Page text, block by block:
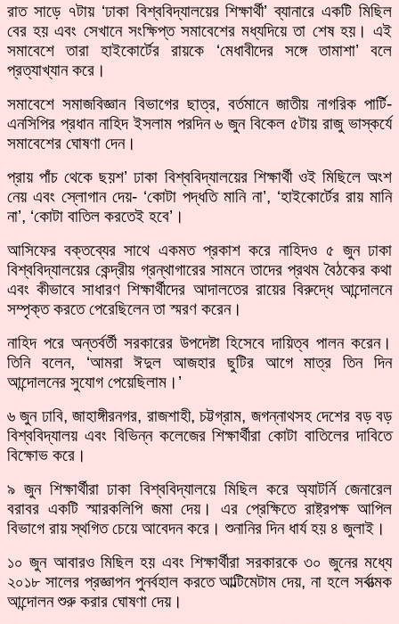
রাত সাড়ে ৭টায় ‘ঢাকা বিশ্ববিদ্যালয়ের শিক্ষার্থী’ ব্যানারে একটি মিছিল
বের হয় এবং সেখানে সংক্ষিপ্ত সমাবেশের মধ্যদিয়ে তা শেষ হয়। এই
সমাবেশে তারা হাইকোর্টের রায়কে ‘মেধাবীদের সঙ্গে তামাশা’ বলে
প্রত্যাখ্যান করে।
সমাবেশে সমাজবিজ্ঞান বিভাগের ছাত্র, বর্তমানে জাতীয় নাগরিক পার্টি-
এনসিপির প্রধান নাহিদ ইসলাম পরদিন ৬ জুন বিকেল ৫টায় রাজু ভাস্কর্যে
সমাবেশের ঘোষণা দেন।
প্রায় পাঁচ থেকে ছয়শ’ ঢাকা বিশ্ববিদ্যালয়ের শিক্ষার্থী ওই মিছিলে অংশ
নেয় এবং স্লোগান দেয়- ‘কোটা পদ্ধতি মানি না’, ‘হাইকোর্টের রায় মানি
না’, ‘কোটা বাতিল করতেই হবে’।
আসিফের বক্তব্যের সাথে একমত প্রকাশ করে নাহিদও ৫ জুন ঢাকা
বিশ্ববিদ্যালয়ের কেন্দ্রীয় গ্রন্থাগারের সামনে তাদের প্রথম বৈঠকের কথা
এবং কীভাবে সাধারণ শিক্ষার্থীদের আদালতের রায়ের বিরুদ্ধে আন্দোলনে
সম্পৃক্ত করতে পেরেছিলেন তা স্মরণ করেন।
নাহিদ পরে অন্তর্বর্তী সরকারের উপদেষ্টা হিসেবে দায়িত্ব পালন করেন।
তিনি বলেন, ‘আমরা ঈদুল আজহার ছুটির আগে মাত্র তিন দিন
আন্দোলনের সুযোগ পেয়েছিলাম।’
৬ জুন ঢাবি, জাহাঙ্গীরনগর, রাজশাহী, চট্টগ্রাম, জগন্নাথসহ দেশের বড় বড়
বিশ্ববিদ্যালয় এবং বিভিন্ন কলেজের শিক্ষার্থীরা কোটা বাতিলের দাবিতে
বিক্ষোভ করে।
৯ জুন শিক্ষার্থীরা ঢাকা বিশ্ববিদ্যালয়ে মিছিল করে অ্যাটর্নি জেনারেল
বরাবর একটি স্মারকলিপি জমা দেয়। এর প্রেক্ষিতে রাষ্ট্রপক্ষ আপিল
বিভাগে রায় স্থগিত চেয়ে আবেদন করে। শুনানির দিন ধার্য হয় ৪ জুলাই।
১০ জুন আবারও মিছিল হয় এবং শিক্ষার্থীরা সরকারকে ৩০ জুনের মধ্যে
২০১৮ সালের প্রজ্ঞাপন পুনর্বহাল করতে আল্টিমেটাম দেয়, না হলে সর্বাত্মক
আন্দোলন শুরু করার ঘোষণা দেয়।